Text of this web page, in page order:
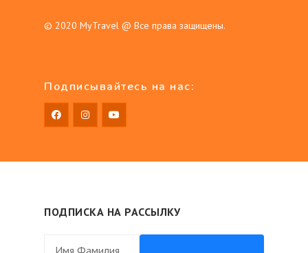
© 2020 MyTravel @ Все права защищены.
Подписывайтесь на нас:
ПОДПИСКА НА РАССЫЛКУ